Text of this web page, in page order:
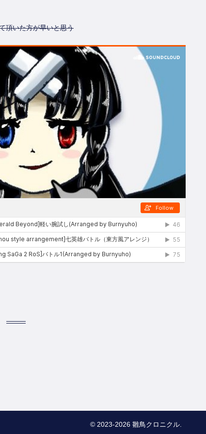
頂いた方が早いと思う
© 2023-2026 雛鳥クロニクル.